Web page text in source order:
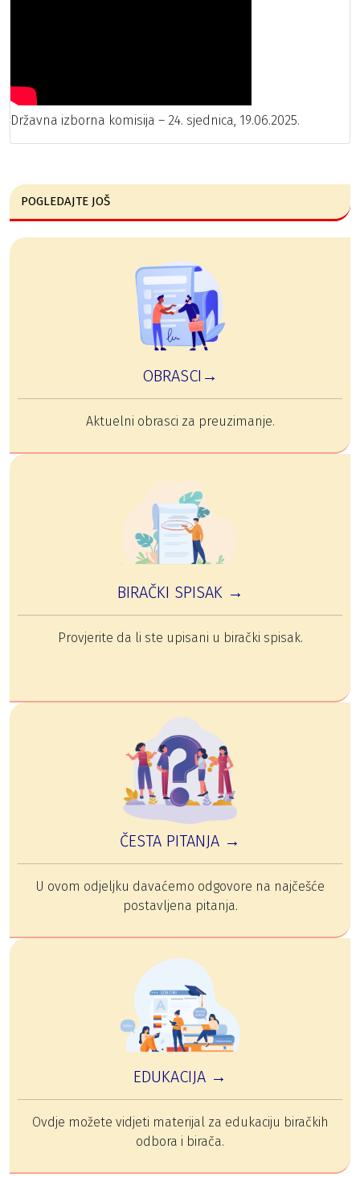
Državna izborna komisija – 24. sjednica, 19.06.2025.
POGLEDAJTE JOŠ
OBRASCI→
Aktuelni obrasci za preuzimanje.
BIRAČKI SPISAK →
Provjerite da li ste upisani u birački spisak.
ČESTA PITANJA →
U ovom odjeljku davaćemo odgovore na najčešće
postavljena pitanja.
EDUKACIJA →
Ovdje možete vidjeti materijal za edukaciju biračkih
odbora i birača.